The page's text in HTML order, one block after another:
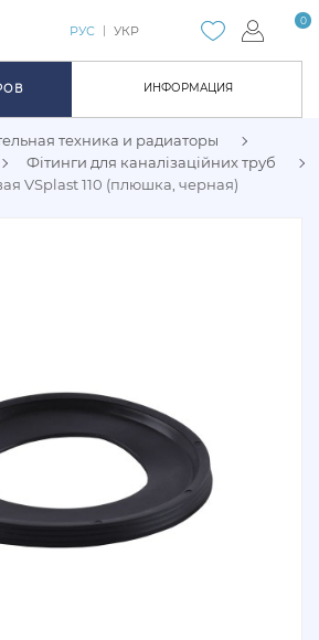
ИНФОРМАЦИЯ
0
РУС УКР
техника и радиаторы
Фітинги для каналізаційних труб
VSplast 110 (плюшка, черная)